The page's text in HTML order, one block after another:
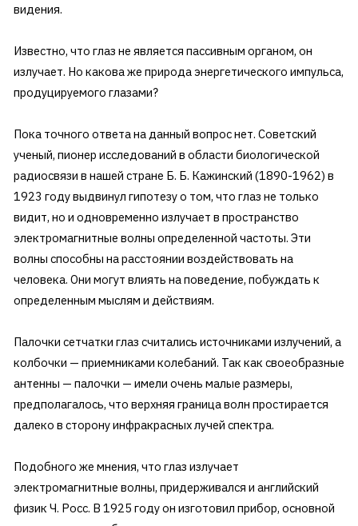
видения.
Известно, что глаз не является пассивным органом, он
излучает. Но какова же природа энергетического импульса,
продуцируемого глазами?
Пока точного ответа на данный вопрос нет. Советский
ученый, пионер исследований в области биологической
радиосвязи в нашей стране Б. Б. Кажинский (1890-1962) в
1923 году выдвинул гипотезу о том, что глаз не только
видит, но и одновременно излучает в пространство
электромагнитные волны определенной частоты. Эти
волны способны на расстоянии воздействовать на
человека. Они могут влиять на поведение, побуждать к
определенным мыслям и действиям.
Палочки сетчатки глаз считались источниками излучений, а
колбочки — приемниками колебаний. Так как своеобразные
антенны — палочки — имели очень малые размеры,
предполагалось, что верхняя граница волн простирается
далеко в сторону инфракрасных лучей спектра.
Подобного же мнения, что глаз излучает
электромагнитные волны, придерживался и английский
физик Ч. Росс. В 1925 году он изготовил прибор, основной